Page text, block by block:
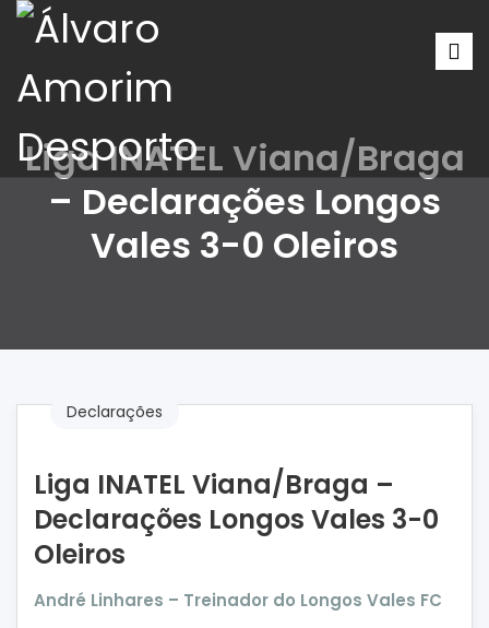
Liga INATEL Viana/Braga
– Declarações Longos
Vales 3-0 Oleiros
Declarações
Liga INATEL Viana/Braga –
Declarações Longos Vales 3-0
Oleiros
André Linhares – Treinador do Longos Vales FC